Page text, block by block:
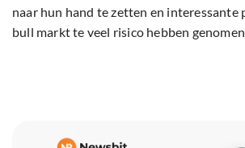
naar hun hand te zetten en interessante
bull markt te veel risico hebben